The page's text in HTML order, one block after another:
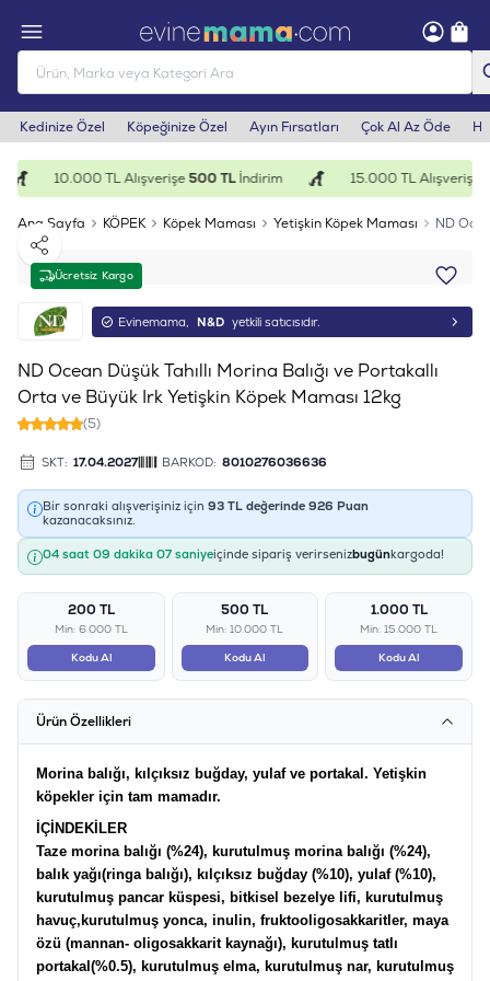
Kedinize Özel Köpeğinize Özel Ayın Fırsatları Çok Al Az Öde
10.000 TL Alışverişe500 TLİndirim 15.000 TL Alışverişe
Ana Sayfa KÖPEK Köpek Maması Yetişkin Köpek Maması ND
Ücretsiz Kargo
Paylaş
Evinemama, N&D yetkili satıcısıdır.
ND Ocean Düşük Tahıllı Morina Balığı ve Portakallı
Orta ve Büyük Irk Yetişkin Köpek Maması 12kg
(5)
SKT: 17.04.2027 BARKOD: 8010276036636
Bir sonraki alışverişiniz için 93 TL değerinde 926 Puan
kazanacaksınız.
04 saat 09 dakika 07 saniyeiçinde sipariş verirsenizbugünkargoda!
200 TL
Min: 6.000 TL
Kodu Al
500 TL
Min: 10.000 TL
Kodu Al
1.000 TL
Min: 15.000 TL
Kodu Al
Ürün Özellikleri
Morina balığı, kılçıksız buğday, yulaf ve portakal. Yetişkin
köpekler için tam mamadır.
İÇİNDEKİLER
Taze morina balığı (%24), kurutulmuş morina balığı (%24),
balık yağı(ringa balığı), kılçıksız buğday (%10), yulaf (%10),
kurutulmuş pancar küspesi, bitkisel bezelye lifi, kurutulmuş
havuç,kurutulmuş yonca, inulin, fruktooligosakkaritler, maya
özü (mannan- oligosakkarit kaynağı), kurutulmuş tatlı
portakal(%0.5), kurutulmuş elma, kurutulmuş nar, kurutulmuş